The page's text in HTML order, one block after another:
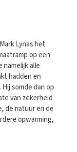
Lynas het
op een
namelijk alle
hadden en
somde dan op
van zekerheid
de natuur en de
opwarming,